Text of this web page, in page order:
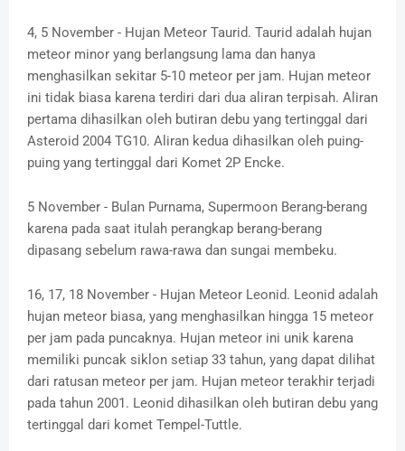
4, 5 November - Hujan Meteor Taurid. Taurid adalah hujan
meteor minor yang berlangsung lama dan hanya
menghasilkan sekitar 5-10 meteor per jam. Hujan meteor
ini tidak biasa karena terdiri dari dua aliran terpisah. Aliran
pertama dihasilkan oleh butiran debu yang tertinggal dari
Asteroid 2004 TG10. Aliran kedua dihasilkan oleh puing-
puing yang tertinggal dari Komet 2P Encke.
5 November - Bulan Purnama, Supermoon Berang-berang
karena pada saat itulah perangkap berang-berang
dipasang sebelum rawa-rawa dan sungai membeku.
16, 17, 18 November - Hujan Meteor Leonid. Leonid adalah
hujan meteor biasa, yang menghasilkan hingga 15 meteor
per jam pada puncaknya. Hujan meteor ini unik karena
memiliki puncak siklon setiap 33 tahun, yang dapat dilihat
dari ratusan meteor per jam. Hujan meteor terakhir terjadi
pada tahun 2001. Leonid dihasilkan oleh butiran debu yang
tertinggal dari komet Tempel-Tuttle.